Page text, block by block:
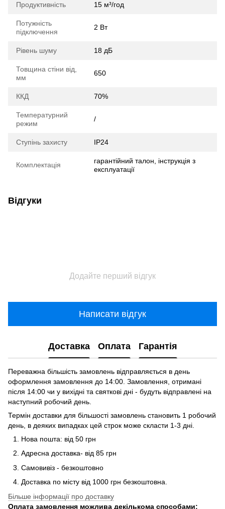
Продуктивність 15 м³/год
Потужність
підключення
2 Вт
Рівень шуму 18 дБ
Товщина стіни від,
мм
650
ККД 70%
Температурний
режим
/
Ступінь захисту IP24
Комплектація
гарантійний талон, інструкція з
експлуатації
Відгуки
Додайте перший відгук
Написати відгук
Доставка Оплата Гарантія
Переважна більшість замовлень відправляється в день
оформлення замовлення до 14:00. Замовлення, отримані
після 14:00 чи у вихідні та святкові дні - будуть відправлені на
наступний робочий день.
Термін доставки для більшості замовлень становить 1 робочий
день, в деяких випадках цей строк може скласти 1-3 дні.
Нова пошта: від 50 грн
Адресна доставка- від 85 грн
Самовивіз - безкоштовно
Доставка по місту від 1000 грн безкоштовна.
Більше інформації про доставку
Оплата замовлення можлива декількома способами: